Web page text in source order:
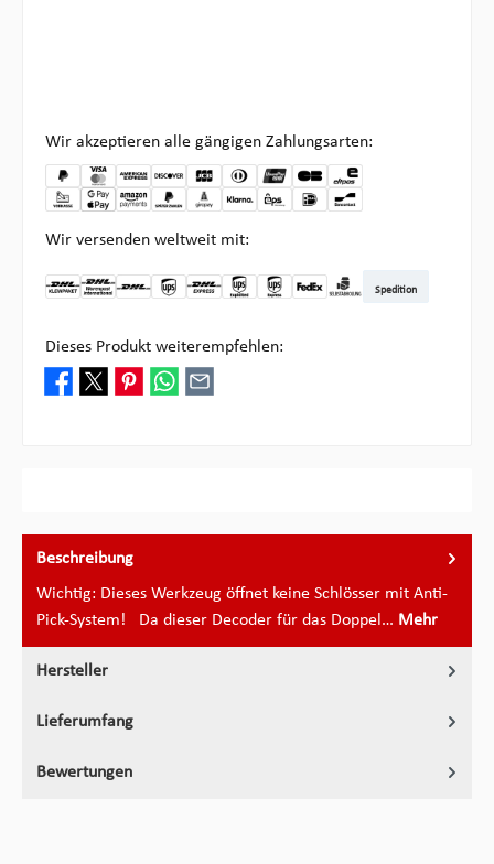
Wir akzeptieren alle gängigen Zahlungsarten:
Wir versenden weltweit mit:
Spedition
Dieses Produkt weiterempfehlen:
Beschreibung
Wichtig: Dieses Werkzeug öffnet keine Schlösser mit Anti-
Pick-System! Da dieser Decoder für das Doppel… Mehr
Hersteller
Lieferumfang
Bewertungen